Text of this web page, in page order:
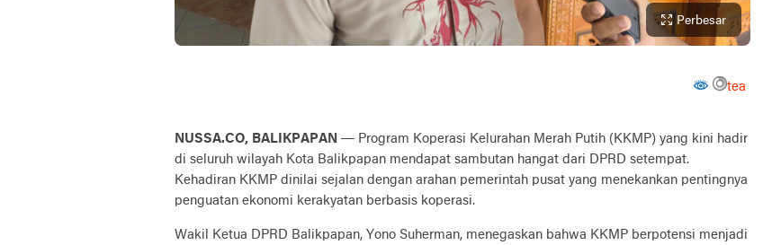
Perbesar
tea
NUSSA.CO, BALIKPAPAN — Program Koperasi Kelurahan Merah Putih (KKMP) yang kini hadir
di seluruh wilayah Kota Balikpapan mendapat sambutan hangat dari DPRD setempat.
Kehadiran KKMP dinilai sejalan dengan arahan pemerintah pusat yang menekankan pentingnya
penguatan ekonomi kerakyatan berbasis koperasi.
Wakil Ketua DPRD Balikpapan, Yono Suherman, menegaskan bahwa KKMP berpotensi menjadi